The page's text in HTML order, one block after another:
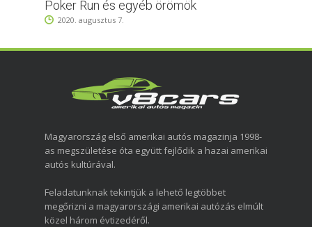
Poker Run és egyéb örömök
2020. augusztus 7.
Magyarország első amerikai autós magazinja 1998-
as megszületése óta együtt fejlődik a hazai amerikai
autós kultúrával.
Feladatunknak tekintjük a lehető legtöbbet
megőrizni a magyarországi amerikai autózás elmúlt
közel három évtizedéről.